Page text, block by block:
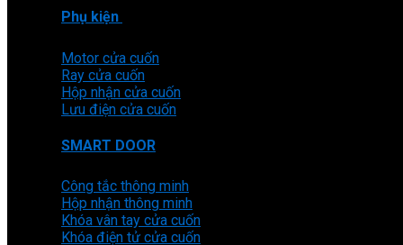
Phụ kiện
Motor cửa cuốn
Ray cửa cuốn
Hộp nhận cửa cuốn
Lưu điện cửa cuốn
SMART DOOR
Công tắc thông minh
Hộp nhận thông minh
Khóa vân tay cửa cuốn
Khóa điện tử cửa cuốn